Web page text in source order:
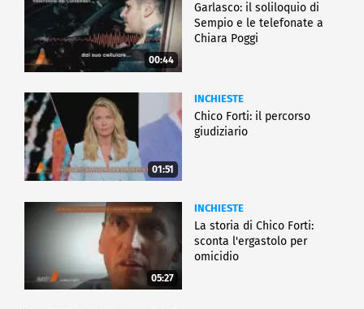
00:44
Garlasco: il soliloquio di
Sempio e le telefonate a
Chiara Poggi
01:51
INCHIESTE
Chico Forti: il percorso
giudiziario
05:27
INCHIESTE
La storia di Chico Forti:
sconta l'ergastolo per
omicidio